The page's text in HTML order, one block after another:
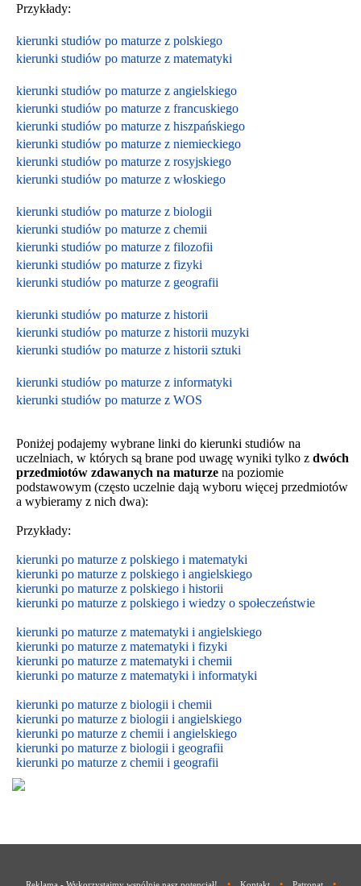
Przykłady:
kierunki studiów po maturze z polskiego
kierunki studiów po maturze z matematyki
kierunki studiów po maturze z angielskiego
kierunki studiów po maturze z francuskiego
kierunki studiów po maturze z hiszpańskiego
kierunki studiów po maturze z niemieckiego
kierunki studiów po maturze z rosyjskiego
kierunki studiów po maturze z włoskiego
kierunki studiów po maturze z biologii
kierunki studiów po maturze z chemii
kierunki studiów po maturze z filozofii
kierunki studiów po maturze z fizyki
kierunki studiów po maturze z geografii
kierunki studiów po maturze z historii
kierunki studiów po maturze z historii muzyki
kierunki studiów po maturze z historii sztuki
kierunki studiów po maturze z informatyki
kierunki studiów po maturze z WOS
Poniżej podajemy wybrane linki do kierunki studiów na
uczelniach, w których są brane pod uwagę wyniki tylko z dwóch
przedmiotów zdawanych na maturze na poziomie
podstawowym (często uczelnie dają wyboru więcej przedmiotów
a wybieramy z nich dwa):
Przykłady:
kierunki po maturze z polskiego i matematyki
kierunki po maturze z polskiego i angielskiego
kierunki po maturze z polskiego i historii
kierunki po maturze z polskiego i wiedzy o społeczeństwie
kierunki po maturze z matematyki i angielskiego
kierunki po maturze z matematyki i fizyki
kierunki po maturze z matematyki i chemii
kierunki po maturze z matematyki i informatyki
kierunki po maturze z biologii i chemii
kierunki po maturze z biologii i angielskiego
kierunki po maturze z chemii i angielskiego
kierunki po maturze z biologii i geografii
kierunki po maturze z chemii i geografii